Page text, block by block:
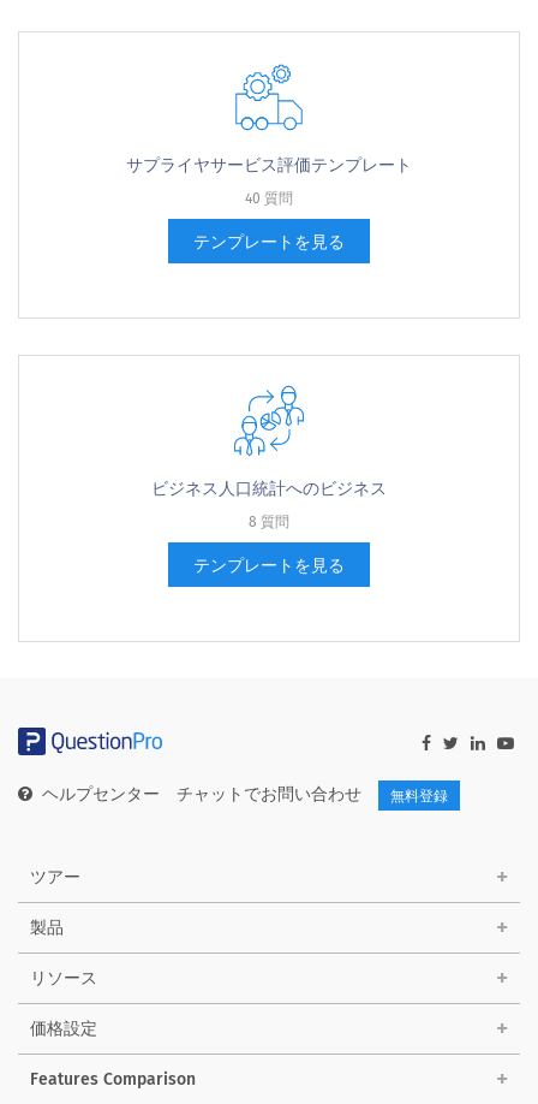
サプライヤサービス評価テンプレート
40 質問
テンプレートを見る
ビジネス人口統計へのビジネス
8 質問
テンプレートを見る
ヘルプセンター チャットでお問い合わせ 無料登録
ツアー
製品
リソース
価格設定
Features Comparison